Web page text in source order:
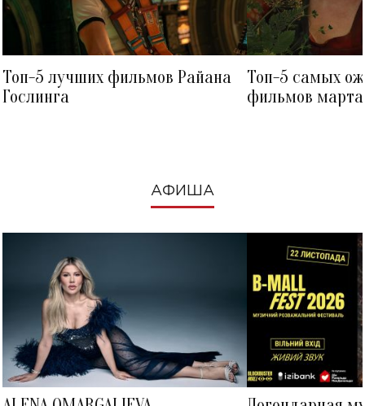
Топ-5 лучших фильмов Райана
Гослинга
Топ-5 самых
фильмов
АФИША